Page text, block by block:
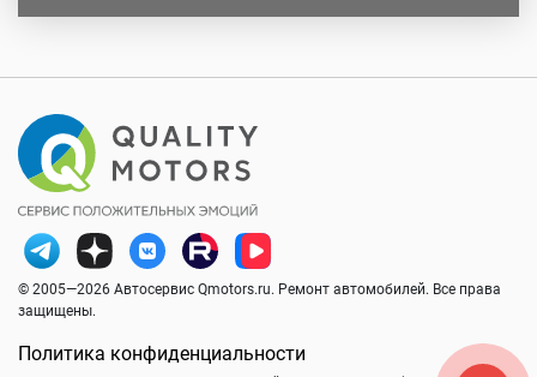
© 2005—2026 Автосервис Qmotors.ru. Ремонт автомобилей. Все права
защищены.
Политика конфиденциальности